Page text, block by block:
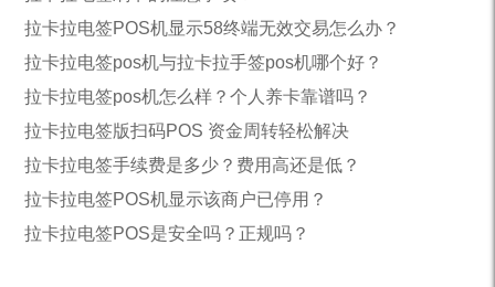
拉卡拉电签POS机显示58终端无效交易怎么办？
拉卡拉电签pos机与拉卡拉手签pos机哪个好？
拉卡拉电签pos机怎么样？个人养卡靠谱吗？
拉卡拉电签版扫码POS 资金周转轻松解决
拉卡拉电签手续费是多少？费用高还是低？
拉卡拉电签POS机显示该商户已停用？
拉卡拉电签POS是安全吗？正规吗？